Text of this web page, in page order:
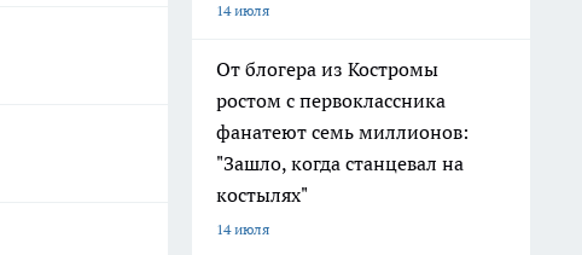
14 июля
От блогера из Костромы
ростом с первоклассника
фанатеют семь миллионов:
"Зашло, когда станцевал на
костылях"
14 июля